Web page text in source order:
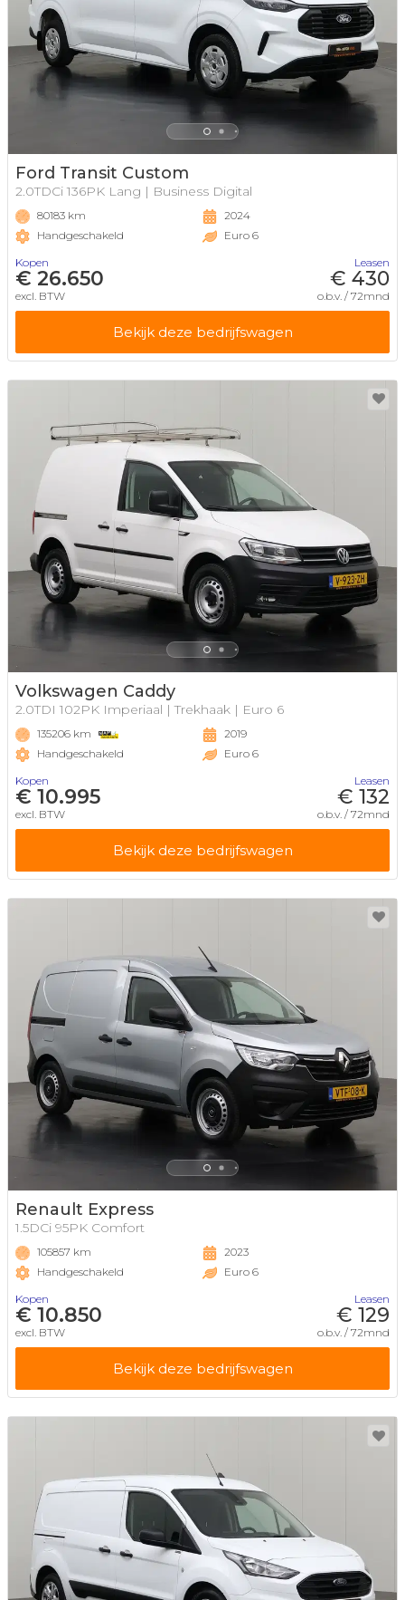
Ford Transit Custom
2.0TDCi 136PK Lang | Business Digital
80183 km
Handgeschakeld
2024
Euro 6
Kopen
€ 26.650
excl. BTW
Leasen
€ 430
o.b.v. / 72mnd
Bekijk deze bedrijfswagen
Volkswagen Caddy
2.0TDI 102PK Imperiaal | Trekhaak | Euro 6
135206 km
Handgeschakeld
2019
Euro 6
Kopen
€ 10.995
excl. BTW
Leasen
€ 132
o.b.v. / 72mnd
Bekijk deze bedrijfswagen
Renault Express
1.5DCi 95PK Comfort
105857 km
Handgeschakeld
2023
Euro 6
Kopen
€ 10.850
excl. BTW
Leasen
€ 129
o.b.v. / 72mnd
Bekijk deze bedrijfswagen